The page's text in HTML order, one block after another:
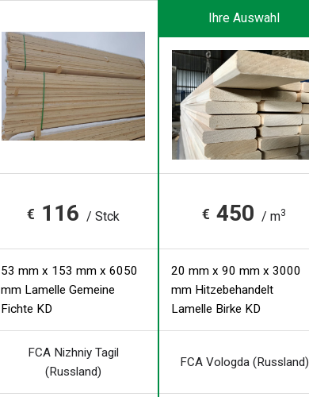
Ihre Auswahl
€ 116 / Stck € 450 / m3
53 mm x 153 mm x 6050
mm Lamelle Gemeine
Fichte KD
20 mm x 90 mm x 3000
mm Hitzebehandelt
Lamelle Birke KD
FCA Nizhniy Tagil
(Russland)
FCA Vologda (Russland)